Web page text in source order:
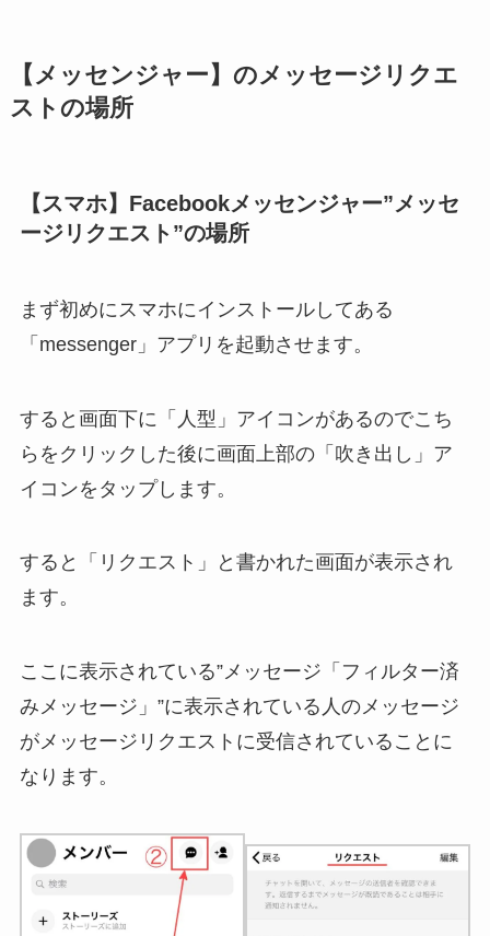
【メッセンジャー】のメッセージリクエ
ストの場所
【スマホ】Facebookメッセンジャー”メッセ
ージリクエスト”の場所
まず初めにスマホにインストールしてある
「messenger」アプリを起動させます。
すると画面下に「人型」アイコンがあるのでこち
らをクリックした後に画面上部の「吹き出し」ア
イコンをタップします。
すると「リクエスト」と書かれた画面が表示され
ます。
ここに表示されている”メッセージ「フィルター済
みメッセージ」”に表示されている人のメッセージ
がメッセージリクエストに受信されていることに
なります。